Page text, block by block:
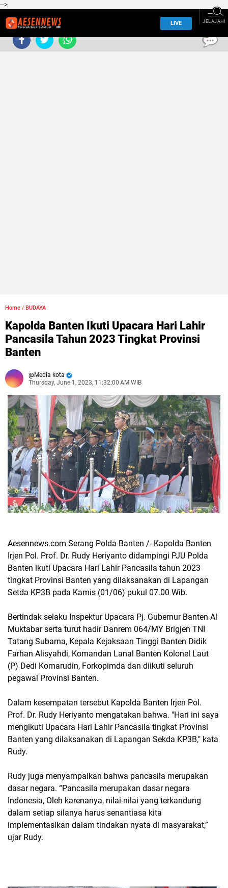
-->
LIVE JELAJAHI
Home / BUDAYA
Kapolda Banten Ikuti Upacara Hari Lahir
Pancasila Tahun 2023 Tingkat Provinsi
Banten
Media kota
Thursday, June 1, 2023, 11:32:00 AM WIB
Aesennews.com Serang Polda Banten /- Kapolda Banten
Irjen Pol. Prof. Dr. Rudy Heriyanto didampingi PJU Polda
Banten ikuti Upacara Hari Lahir Pancasila tahun 2023
tingkat Provinsi Banten yang dilaksanakan di Lapangan
Setda KP3B pada Kamis (01/06) pukul 07.00 Wib.
Bertindak selaku Inspektur Upacara Pj. Gubernur Banten Al
Muktabar serta turut hadir Danrem 064/MY Brigjen TNI
Tatang Subarna, Kepala Kejaksaan Tinggi Banten Didik
Farhan Alisyahdi, Komandan Lanal Banten Kolonel Laut
(P) Dedi Komarudin, Forkopimda dan diikuti seluruh
pegawai Provinsi Banten.
Dalam kesempatan tersebut Kapolda Banten Irjen Pol.
Prof. Dr. Rudy Heriyanto mengatakan bahwa. "Hari ini saya
mengikuti Upacara Hari Lahir Pancasila tingkat Provinsi
Banten yang dilaksanakan di Lapangan Sekda KP3B," kata
Rudy.
Rudy juga menyampaikan bahwa pancasila merupakan
dasar negara. “Pancasila merupakan dasar negara
Indonesia, Oleh karenanya, nilai-nilai yang terkandung
dalam setiap silanya harus senantiasa kita
implementasikan dalam tindakan nyata di masyarakat,”
ujar Rudy.